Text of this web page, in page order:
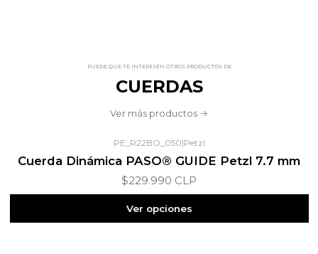
PUEDE QUE TE INTERESEN OTROS PRODUCTOS DE
CUERDAS
Ver más productos
PE_R22BO_050|Petzl
Cuerda Dinámica PASO® GUIDE Petzl 7.7 mm
$229.990 CLP
Ver opciones